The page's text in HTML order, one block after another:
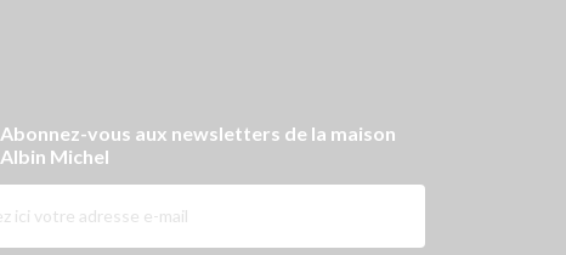
Abonnez-vous aux newsletters de la maison
Albin Michel